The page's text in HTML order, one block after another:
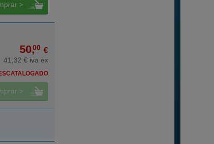
>
50,00 €
41,32 € iva ex
>